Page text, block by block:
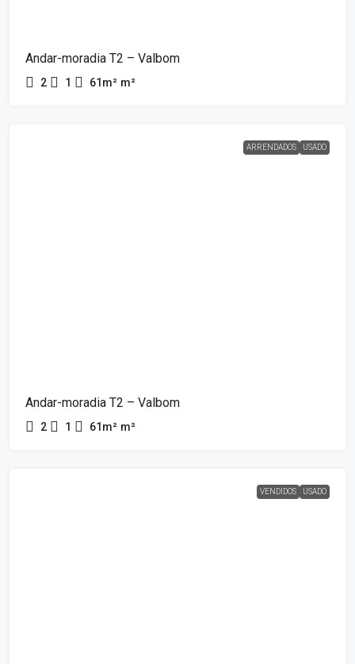
Andar-moradia T2 – Valbom
2 1 61m² m²
ARRENDADOS USADO
Andar-moradia T2 – Valbom
2 1 61m² m²
VENDIDOS USADO